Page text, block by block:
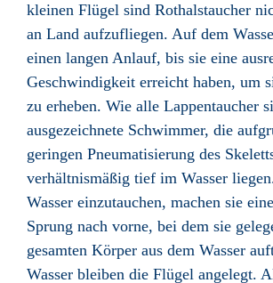
kleinen Flügel sind Rothalstaucher
an Land aufzufliegen. Auf dem
einen langen Anlauf, bis sie eine
Geschwindigkeit erreicht haben, um
zu erheben. Wie alle Lappentaucher
ausgezeichnete Schwimmer, die
geringen Pneumatisierung des
verhältnismäßig tief im Wasser
Wasser einzutauchen, machen sie
Sprung nach vorne, bei dem sie
gesamten Körper aus dem Wasser
Wasser bleiben die Flügel angelegt.